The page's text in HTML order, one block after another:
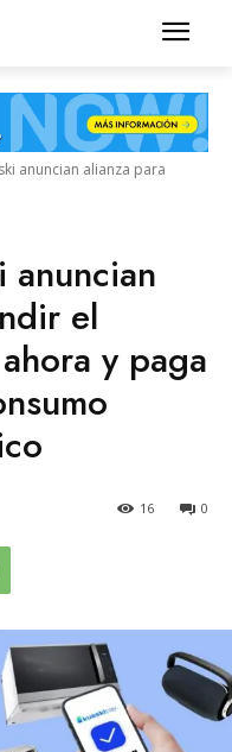
anuncian alianza para
anuncian
el
y paga
0
16